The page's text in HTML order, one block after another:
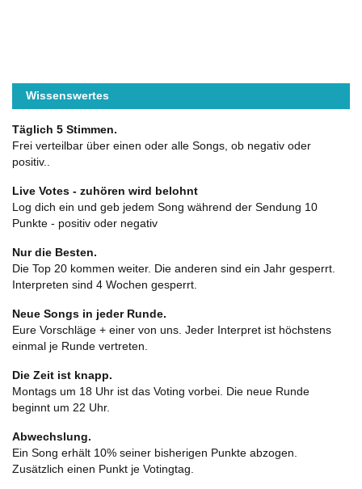
Wissenswertes
Täglich 5 Stimmen.
Frei verteilbar über einen oder alle Songs, ob negativ oder
positiv..
Live Votes - zuhören wird belohnt
Log dich ein und geb jedem Song während der Sendung 10
Punkte - positiv oder negativ
Nur die Besten.
Die Top 20 kommen weiter. Die anderen sind ein Jahr gesperrt.
Interpreten sind 4 Wochen gesperrt.
Neue Songs in jeder Runde.
Eure Vorschläge + einer von uns. Jeder Interpret ist höchstens
einmal je Runde vertreten.
Die Zeit ist knapp.
Montags um 18 Uhr ist das Voting vorbei. Die neue Runde
beginnt um 22 Uhr.
Abwechslung.
Ein Song erhält 10% seiner bisherigen Punkte abzogen.
Zusätzlich einen Punkt je Votingtag.